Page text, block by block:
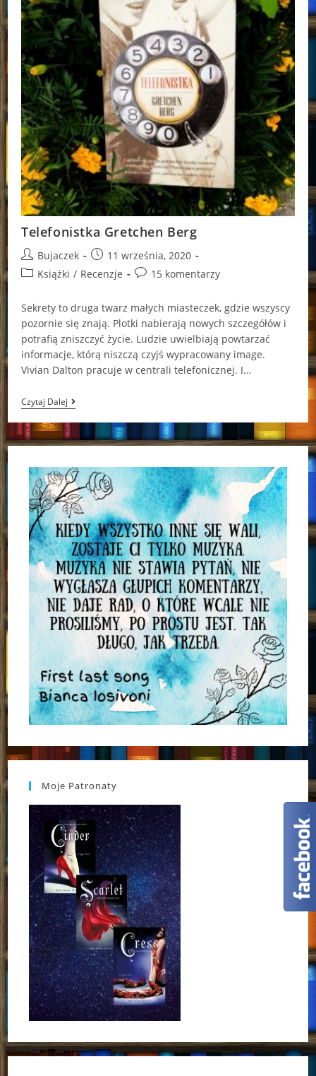
Telefonistka Gretchen Berg
Post
author:
Bujaczek
Post
published:
11 września, 2020
PostKsiążki / Recenzje
Post15 komentarzy
Sekrety to druga twarz małych miasteczek, gdzie wszyscy
pozornie się znają. Plotki nabierają nowych szczegółów i
potrafią zniszczyć życie. Ludzie uwielbiają powtarzać
informacje, którą niszczą czyjś wypracowany image.
Vivian Dalton pracuje w centrali telefonicznej. I…
Czytaj DalejTelefonistka
Gretchen
Berg
Moje Patronaty